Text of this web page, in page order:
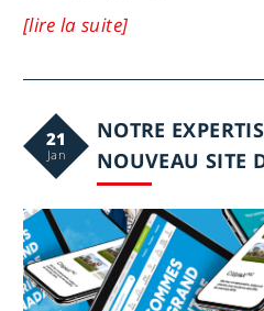
[lire la suite]
21
Jan
NOTRE
NOUVEAU SITE